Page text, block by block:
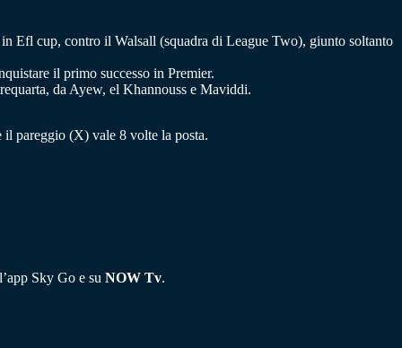
Efl cup, contro il Walsall (squadra di League Two), giunto soltanto
il primo successo in Premier.
da Ayew, el Khannouss e Maviddi.
il pareggio (X) vale 8 volte la posta.
Sky Go e su NOW Tv.